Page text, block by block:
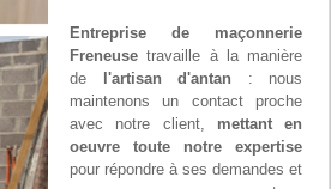
Entreprise de maçonnerie
Freneuse travaille à la manière
de
l'artisan d'antan : nous
maintenons un contact proche
avec notre client, mettant en
oeuvre toute notre expertise
pour répondre à ses demandes et